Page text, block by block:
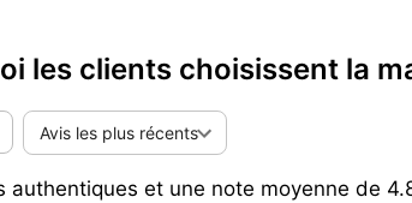
Mars 2026)
les clients choisissent la
Avis les plus récents
authentiques et une note moyenne de